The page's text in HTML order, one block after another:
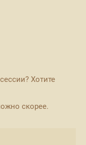
Хотите
скорее.